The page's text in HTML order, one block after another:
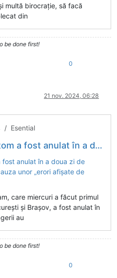
multă birocrație, să facă
din
be done first!
0
21 nov. 2024, 06:28
/ Esential
pasageri, din cauza unor „erori afișate de computerul de bord”
care miercuri a făcut primul
și Brașov, a fost anulat în
au
be done first!
0